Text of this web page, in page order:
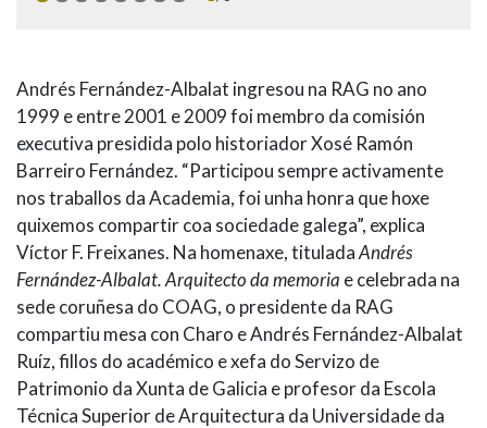
Andrés Fernández-Albalat ingresou na RAG no ano
1999 e entre 2001 e 2009 foi membro da comisión
executiva presidida polo historiador Xosé Ramón
Barreiro Fernández. “Participou sempre activamente
nos traballos da Academia, foi unha honra que hoxe
quixemos compartir coa sociedade galega”, explica
Víctor F. Freixanes. Na homenaxe, tituladaAndrés
Fernández-Albalat. Arquitecto da memoria e celebrada na
sede coruñesa do COAG, o presidente da RAG
compartiu mesa con Charo e Andrés Fernández-Albalat
Ruíz, fillos do académico e xefa do Servizo de
Patrimonio da Xunta de Galicia e profesor da Escola
Técnica Superior de Arquitectura da Universidade da